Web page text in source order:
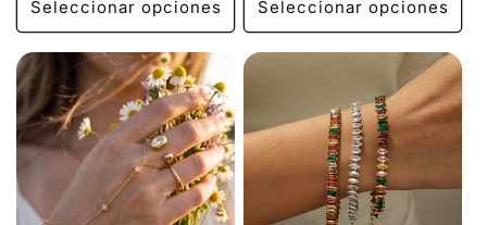
Seleccionar opciones Seleccionar opciones